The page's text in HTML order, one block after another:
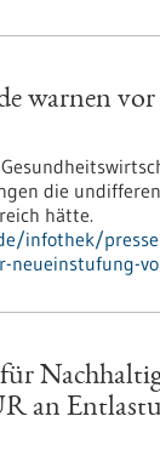
warnen vor
die
hätte.
infothek/
neueinstufung-
an